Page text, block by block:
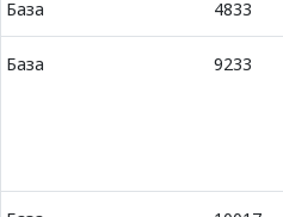
База 4833
База 9233